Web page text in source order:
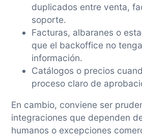
duplicados entre venta,
soporte.
Facturas, albaranes o
que el backoffice no
información.
Catálogos o precios
proceso claro de
En cambio, conviene ser
integraciones que dependen
humanos o excepciones